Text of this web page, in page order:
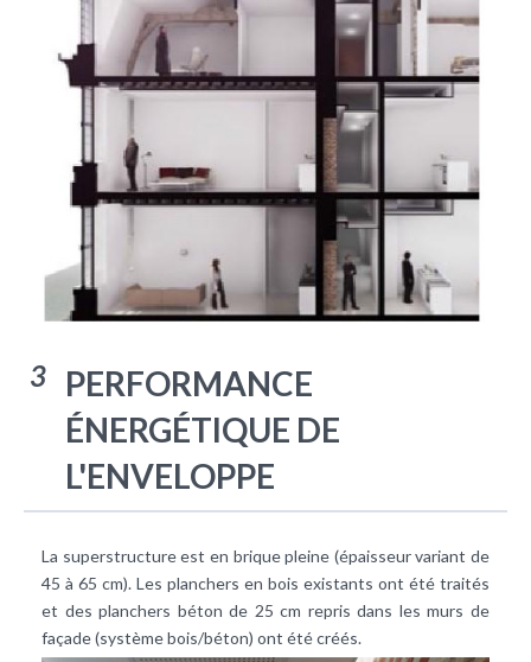
3
PERFORMANCE
ÉNERGÉTIQUE DE
L'ENVELOPPE
La superstructure est en brique pleine (épaisseur variant de
45 à 65 cm). Les planchers en bois existants ont été traités
et des planchers béton de 25 cm repris dans les murs de
façade (système bois/béton) ont été créés.